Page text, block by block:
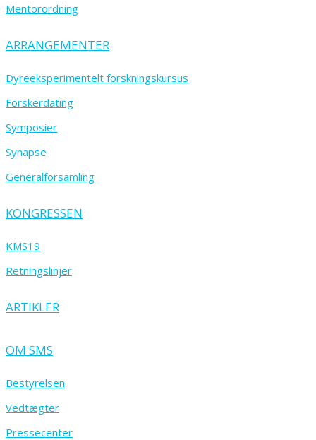
Mentorordning
ARRANGEMENTER
Dyreeksperimentelt forskningskursus
Forskerdating
Symposier
Synapse
Generalforsamling
KONGRESSEN
KMS19
Retningslinjer
ARTIKLER
OM SMS
Bestyrelsen
Vedtægter
Pressecenter